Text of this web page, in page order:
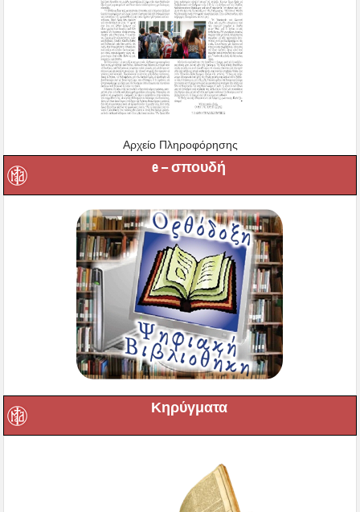
Αρχείο Πληροφόρησης
e – σπουδή
Κηρύγματα